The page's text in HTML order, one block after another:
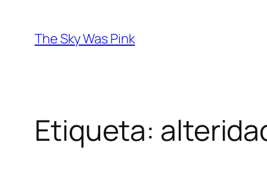
contenido
The Sky Was Pink
Etiqueta: